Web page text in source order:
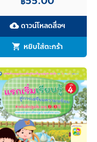
cloud_downloadดาวน์โหลดสื่อฯ
หยิบใส่ตะกร้า